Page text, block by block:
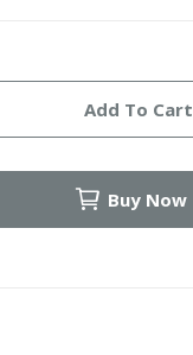
Add To Cart
Buy Now